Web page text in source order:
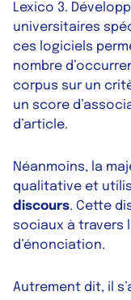
Lexico 3.
universitaires
ces logiciels
nombre
corpus sur un
un score
d’article.
Néanmoins, la
qualitative et
discours. Cette
sociaux à travers
d’énonciation.
Autrement dit, il